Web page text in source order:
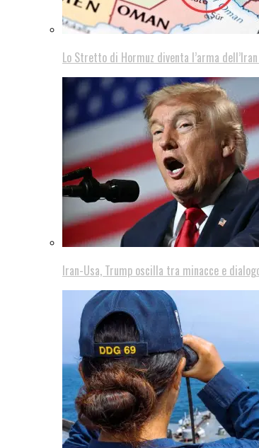
Lo Stretto di Hormuz diventa l’arma
Iran-Usa, Trump oscilla tra minacce e